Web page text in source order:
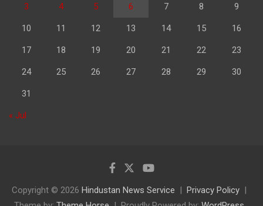
3 4 5 6 7 8 9
10 11 12 13 14 15 16
17 18 19 20 21 22 23
24 25 26 27 28 29 30
31
« Jul
Copyright © 2026 Hindustan News Service
Privacy Policy